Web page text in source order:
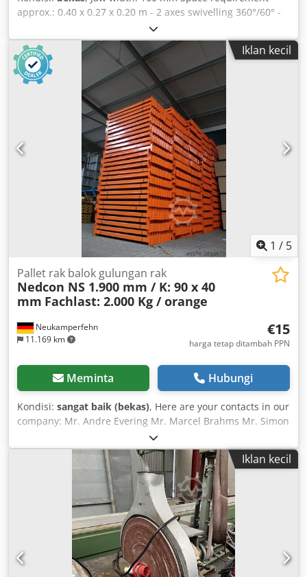
approx.: 0.40 x 0.27 x 0.20 m - 2 axes swivelling 360°/60° -
Clamping range 150-180 mm - Multiple different models
and sizes in stock Chodpfxecxxnze Ahtja
Iklan kecil
1 / 5
Neukamperfehn
11.169 km
Pallet rak balok gulungan rak
Nedcon NS 1.900 mm / K: 90 x 40
mm Fachlast: 2.000 Kg / orange
€15
harga tetap ditambah PPN
Meminta Hubungi
Kondisi: sangat baik (bekas), Here are your contacts in our
company: Mr. Andre Evering Mr. Marcel Brahms Mr. Simon
Blank We are offering you a used pallet racking beam from
the manufacturer Nedcon for purchase. Technical data for
the pallet racking beam: Racking system: Nedcon Type: NS
Currently available: approx. 5,000 units The scope of
delivery includes: 01x pallet racking beam, used Material
colour: RAL 2008 light red orange Box profile: 90 x 40 mm
Locking type: 4 hooks Clear width: 1,900 mm Maximum
load per pair of beams: 2,000 kg (with evenly distributed
load) Chsdped A Sm Tefx Ahtsa 02x safety pins, used
Version: completely galvanized For securing the beams
Iklan kecil